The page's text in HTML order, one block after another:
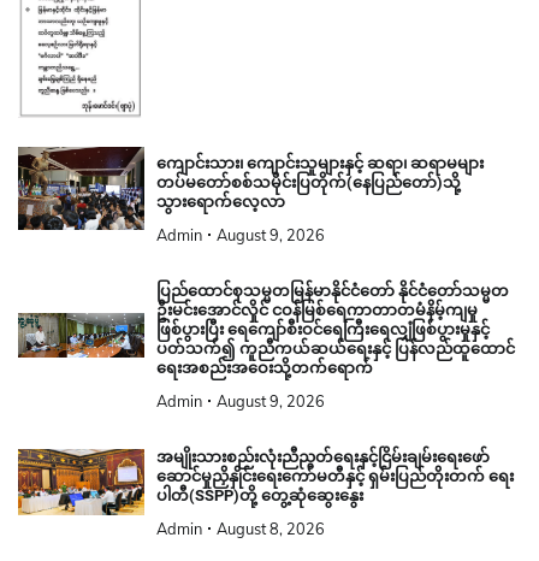
ကျောင်းသား၊ ကျောင်းသူများနှင့် ဆရာ၊ ဆရာမများ
တပ်မတော်စစ်သမိုင်းပြတိုက်(နေပြည်တော်)သို့
သွားရောက်လေ့လာ
Admin August 9, 2026
ပြည်ထောင်စုသမ္မတမြန်မာနိုင်ငံတော် နိုင်ငံတော်သမ္မတ
ဦးမင်းအောင်လှိုင် ငဝန်မြစ်ရေကာတာတမံနိမ့်ကျမှု
ဖြစ်ပွားပြီး ရေကျော်စီးဝင်ရေကြီးရေလျှံဖြစ်ပွားမှုနှင့်
ပတ်သက်၍ ကူညီကယ်ဆယ်ရေးနှင့် ပြန်လည်ထူထောင်
ရေးအစည်းအဝေးသို့တက်ရောက်
Admin August 9, 2026
အမျိုးသားစည်းလုံးညီညွတ်ရေးနှင့်ငြိမ်းချမ်းရေးဖော်
ဆောင်မှုညှိနှိုင်းရေးကော်မတီနှင့် ရှမ်းပြည်တိုးတက် ရေး
ပါတီ(SSPP)တို့ တွေ့ဆုံဆွေးနွေး
Admin August 8, 2026